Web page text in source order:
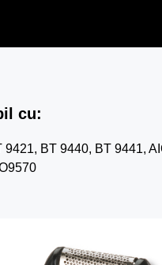
cu:
9421, BT 9440, BT 9441,